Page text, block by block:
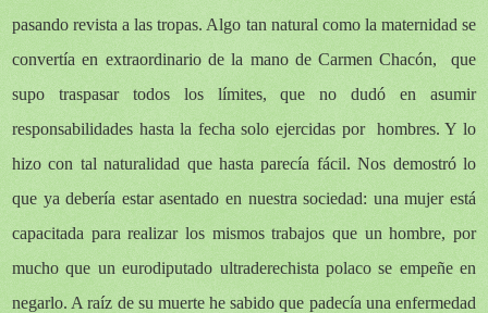
pasando revista a las tropas. Algo tan natural como la maternidad se
convertía en extraordinario de la mano de Carmen Chacón, que
supo traspasar todos los límites, que no dudó en asumir
responsabilidades hasta la fecha solo ejercidas por hombres. Y lo
hizo con tal naturalidad que hasta parecía fácil. Nos demostró lo
que ya debería estar asentado en nuestra sociedad: una mujer está
capacitada para realizar los mismos trabajos que un hombre, por
mucho que un eurodiputado ultraderechista polaco se empeñe en
negarlo. A raíz de su muerte he sabido que padecía una enfermedad